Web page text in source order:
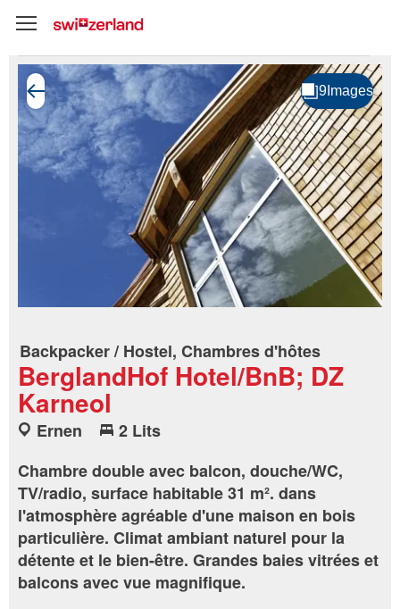
Backpacker / Hostel, Chambres d'hôtes
BerglandHof Hotel/BnB; DZ
Karneol
Ernen
2 Lits
Chambre double avec balcon, douche/WC,
TV/radio, surface habitable 31 m². dans
l'atmosphère agréable d'une maison en bois
particulière. Climat ambiant naturel pour la
détente et le bien-être. Grandes baies vitrées et
balcons avec vue magnifique.